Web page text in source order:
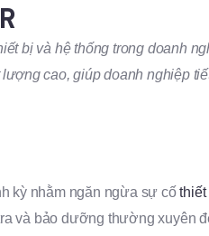
bị và hệ thống trong doanh
cao, giúp doanh nghiệp
kỳ nhằm ngăn ngừa sự cốthiết
và bảo dưỡng thường xuyên